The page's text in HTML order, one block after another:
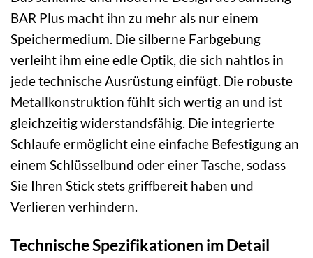
BAR Plus macht ihn zu mehr als nur einem
Speichermedium. Die silberne Farbgebung
verleiht ihm eine edle Optik, die sich nahtlos in
jede technische Ausrüstung einfügt. Die robuste
Metallkonstruktion fühlt sich wertig an und ist
gleichzeitig widerstandsfähig. Die integrierte
Schlaufe ermöglicht eine einfache Befestigung an
einem Schlüsselbund oder einer Tasche, sodass
Sie Ihren Stick stets griffbereit haben und
Verlieren verhindern.
Technische Spezifikationen im Detail